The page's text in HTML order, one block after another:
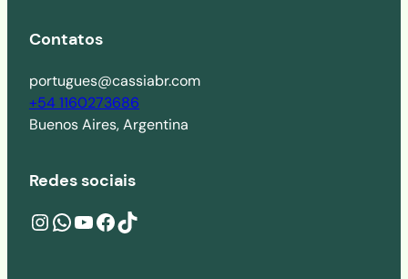
Contatos
portugues@cassiabr.com
+54 1160273686
Buenos Aires, Argentina
Redes sociais
Instagramwa.me/541160273686 YouTube Facebook TikTok